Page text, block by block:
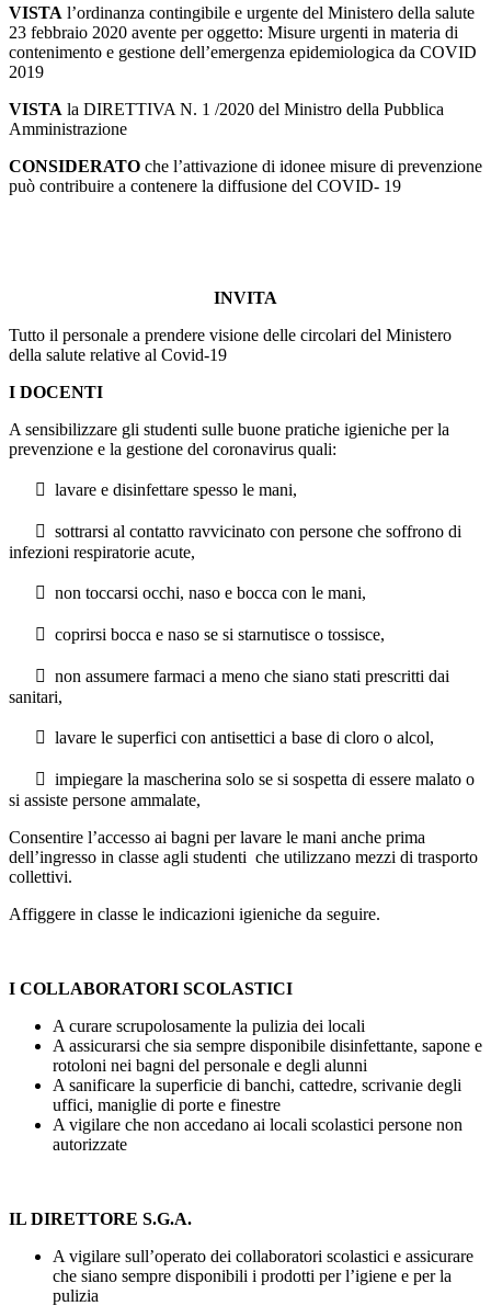
VISTA l’ordinanza contingibile e urgente del Ministero della salute
23 febbraio 2020 avente per oggetto: Misure urgenti in materia di
contenimento e gestione dell’emergenza epidemiologica da COVID
2019
VISTA la DIRETTIVA N. 1 /2020 del Ministro della Pubblica
Amministrazione
CONSIDERATO che l’attivazione di idonee misure di prevenzione
può contribuire a contenere la diffusione del COVID- 19
INVITA
Tutto il personale a prendere visione delle circolari del Ministero
della salute relative al Covid-19
I DOCENTI
A sensibilizzare gli studenti sulle buone pratiche igieniche per la
prevenzione e la gestione del coronavirus quali:
 lavare e disinfettare spesso le mani,
 sottrarsi al contatto ravvicinato con persone che soffrono di
infezioni respiratorie acute,
 non toccarsi occhi, naso e bocca con le mani,
 coprirsi bocca e naso se si starnutisce o tossisce,
 non assumere farmaci a meno che siano stati prescritti dai
sanitari,
 lavare le superfici con antisettici a base di cloro o alcol,
 impiegare la mascherina solo se si sospetta di essere malato o
si assiste persone ammalate,
Consentire l’accesso ai bagni per lavare le mani anche prima
dell’ingresso in classe agli studenti che utilizzano mezzi di trasporto
collettivi.
Affiggere in classe le indicazioni igieniche da seguire.
I COLLABORATORI SCOLASTICI
A curare scrupolosamente la pulizia dei locali
A assicurarsi che sia sempre disponibile disinfettante, sapone e
rotoloni nei bagni del personale e degli alunni
A sanificare la superficie di banchi, cattedre, scrivanie degli
uffici, maniglie di porte e finestre
A vigilare che non accedano ai locali scolastici persone non
autorizzate
IL DIRETTORE S.G.A.
A vigilare sull’operato dei collaboratori scolastici e assicurare
che siano sempre disponibili i prodotti per l’igiene e per la
pulizia